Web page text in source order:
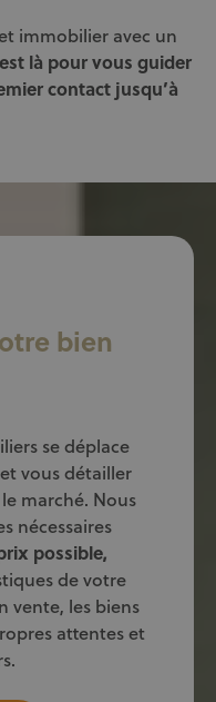
immobilier avec un
est là pour vous guider
contact jusqu’à
bien
se déplace
vous détailler
marché. Nous
nécessaires
possible,
de votre
vente, les biens
attentes et